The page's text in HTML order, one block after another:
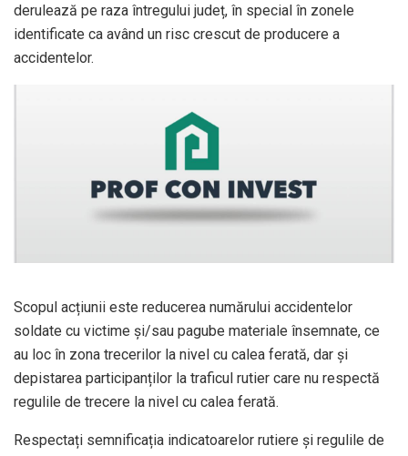
derulează pe raza întregului județ, în special în zonele
identificate ca având un risc crescut de producere a
accidentelor.
Scopul acțiunii este reducerea numărului accidentelor
soldate cu victime și/sau pagube materiale însemnate, ce
au loc în zona trecerilor la nivel cu calea ferată, dar și
depistarea participanților la traficul rutier care nu respectă
regulile de trecere la nivel cu calea ferată.
Respectați semnificația indicatoarelor rutiere și regulile de